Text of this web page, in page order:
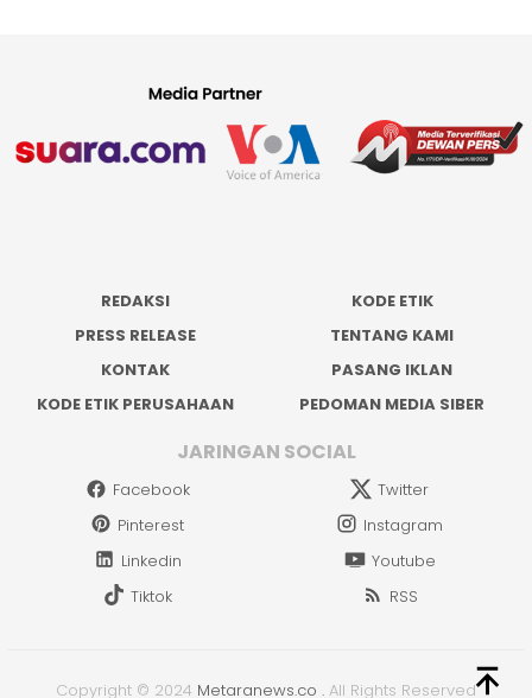
REDAKSI
KODE ETIK
PRESS RELEASE
TENTANG KAMI
KONTAK
PASANG IKLAN
KODE ETIK PERUSAHAAN
PEDOMAN MEDIA SIBER
JARINGAN SOCIAL
Facebook
Twitter
Pinterest
Instagram
Linkedin
Youtube
Tiktok
RSS
Copyright © 2024 Metaranews.co . All Rights Reserved